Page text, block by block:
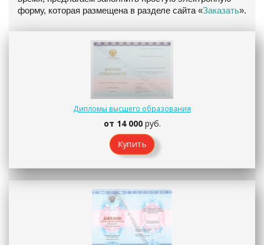
форму, которая размещена в разделе сайта «Заказать».
Дипломы высшего образования
от 14 000руб.
Купить